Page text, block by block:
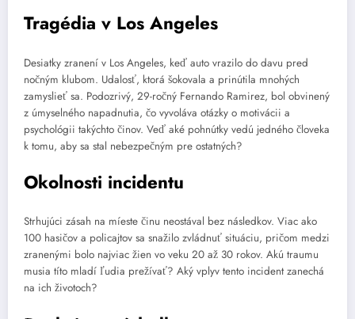
Tragédia v Los Angeles
Desiatky zranení v Los Angeles, keď auto vrazilo do davu pred
nočným klubom. Udalosť, ktorá šokovala a prinútila mnohých
zamyslieť sa. Podozrivý, 29-ročný Fernando Ramirez, bol obvinený
z úmyselného napadnutia, čo vyvoláva otázky o motivácii a
psychológii takýchto činov. Veď aké pohnútky vedú jedného človeka
k tomu, aby sa stal nebezpečným pre ostatných?
Okolnosti incidentu
Strhujúci zásah na míeste činu neostával bez následkov. Viac ako
100 hasičov a policajtov sa snažilo zvládnuť situáciu, pričom medzi
zranenými bolo najviac žien vo veku 20 až 30 rokov. Akú traumu
musia títo mladí ľudia prežívať? Aký vplyv tento incident zanechá
na ich životoch?